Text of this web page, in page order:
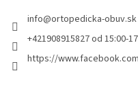
info@ortopedicka-obuv.sk
+421908915827 od 15:00-
https://